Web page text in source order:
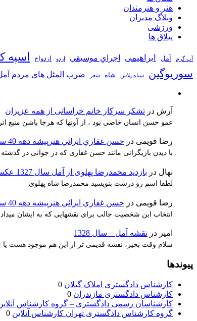
هنر و هنرمندان
وبلاگ مدیران
ورزشی
ییلاق ها
آب گرم آمل ابراهیمی اجراي موسيقي اردو ازدواج اسپه
سوریوگین سیاه پلاس شاه شعر ضرب المثل های مردم
آرش در تشکر سرکار خانم خراسانی از همه عزیزان
عمو حسن انسان خاصی بود ، از آونها که هرجا باشن منبع
رضا قویمی در حسن غفاري ايرائي هنرپيشه دهه 40 سينماي ايران
با دیدن بازیگرانی مانند حسن غفاری که در جوانی در
نهال در بازدید محمدرضا پهلوی از آمل سال 1327 عکس 1
لطفا اسم رو درست بنویسید محمدرضا شاه پهلوی
رضا قویمی در حسن غفاري ايرائي هنرپيشه دهه 40 سينماي ايران
انتخاب ابن شخصیت جالب برای نقشهایی که به ایشان
امیر در نقشه آمل – سال 1328
سلام وقت بخیر، نقشه قدیمی تر از این هم موجود هست یا
پیوندها
کارشناس دادگستری املاک گیلان
کارشناس دادگستری مازندران
کارشناسان رسمی دادگستری – گروه کارشناس
گروه کارشناس دادگستری تهران کارشناس آنلاین